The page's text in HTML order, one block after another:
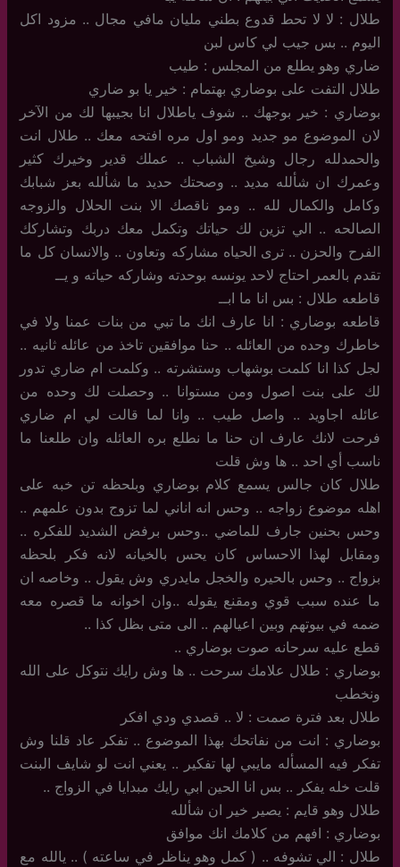
طلال : لا لا تحط قدوع بطني مليان مافي مجال .. مزود اكل
اليوم .. بس جيب لي كاس لبن
ضاري وهو يطلع من المجلس : طيب
طلال التفت على بوضاري بهتمام : خير يا بو ضاري
بوضاري : خير بوجهك .. شوف ياطلال انا بجيبها لك من الآخر
لان الموضوع مو جديد ومو اول مره افتحه معك .. طلال انت
والحمدلله رجال وشيخ الشباب .. عملك قدير وخيرك كثير
وعمرك ان شألله مديد .. وصحتك حديد ما شألله بعز شبابك
وكامل والكمال لله .. ومو ناقصك الا بنت الحلال والزوجه
الصالحه .. الي تزين لك حياتك وتكمل معك دربك وتشاركك
الفرح والحزن .. ترى الحياه مشاركه وتعاون .. والانسان كل ما
تقدم بالعمر احتاج لاحد يونسه بوحدته وشاركه حياته و يــ
قاطعه طلال : بس انا ما ابــ
قاطعه بوضاري : انا عارف انك ما تبي من بنات عمنا ولا في
خاطرك وحده من العائله .. حنا موافقين تاخذ من عائله ثانيه ..
لجل كذا انا كلمت بوشهاب وستشرته .. وكلمت ام ضاري تدور
لك على بنت اصول ومن مستوانا .. وحصلت لك وحده من
عائله اجاويد .. واصل طيب .. وانا لما قالت لي ام ضاري
فرحت لانك عارف ان حنا ما نطلع بره العائله وان طلعنا ما
ناسب أي احد .. ها وش قلت
طلال كان جالس يسمع كلام بوضاري وبلحظه تن خبه على
اهله موضوع زواجه .. وحس انه اناني لما تزوج بدون علمهم ..
وحس بحنين جارف للماضي ..وحس برفض الشديد للفكره ..
ومقابل لهذا الاحساس كان يحس بالخيانه لانه فكر بلحظه
بزواج .. وحس بالحيره والخجل مايدري وش يقول .. وخاصه ان
ما عنده سبب قوي ومقنع يقوله ..وان اخوانه ما قصره معه
ضمه في بيوتهم وبين اعيالهم .. الى متى بظل كذا ..
قطع عليه سرحانه صوت بوضاري ..
بوضاري : طلال علامك سرحت .. ها وش رايك نتوكل على الله
ونخطب
طلال بعد فترة صمت : لا .. قصدي ودي افكر
بوضاري : انت من نفاتحك بهذا الموضوع .. تفكر عاد قلنا وش
تفكر فيه المسأله مايبي لها تفكير .. يعني انت لو شايف البنت
قلت خله يفكر .. بس انا الحين ابي رايك مبدايا في الزواج ..
طلال وهو قايم : يصير خير ان شألله
بوضاري : افهم من كلامك انك موافق
طلال : الي تشوفه .. ( كمل وهو يناظر في ساعته ) .. يالله مع